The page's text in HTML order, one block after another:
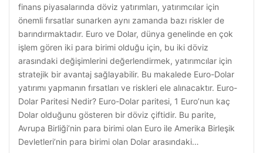
finans piyasalarında döviz yatırımları, yatırımcılar için
önemli fırsatlar sunarken aynı zamanda bazı riskler de
barındırmaktadır. Euro ve Dolar, dünya genelinde en çok
işlem gören iki para birimi olduğu için, bu iki döviz
arasındaki değişimlerini değerlendirmek, yatırımcılar için
stratejik bir avantaj sağlayabilir. Bu makalede Euro-Dolar
yatırımı yapmanın fırsatları ve riskleri ele alınacaktır. Euro-
Dolar Paritesi Nedir? Euro-Dolar paritesi, 1 Euro’nun kaç
Dolar olduğunu gösteren bir döviz çiftidir. Bu parite,
Avrupa Birliği’nin para birimi olan Euro ile Amerika Birleşik
Devletleri’nin para birimi olan Dolar arasındaki…